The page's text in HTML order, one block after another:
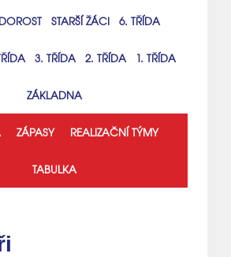
DOROST STARŠÍ ŽÁCI 6. TŘÍDA
3. TŘÍDA 2. TŘÍDA 1. TŘÍDA
ZÁKLADNA
ZÁPASY REALIZAČNÍ TÝMY
TABULKA